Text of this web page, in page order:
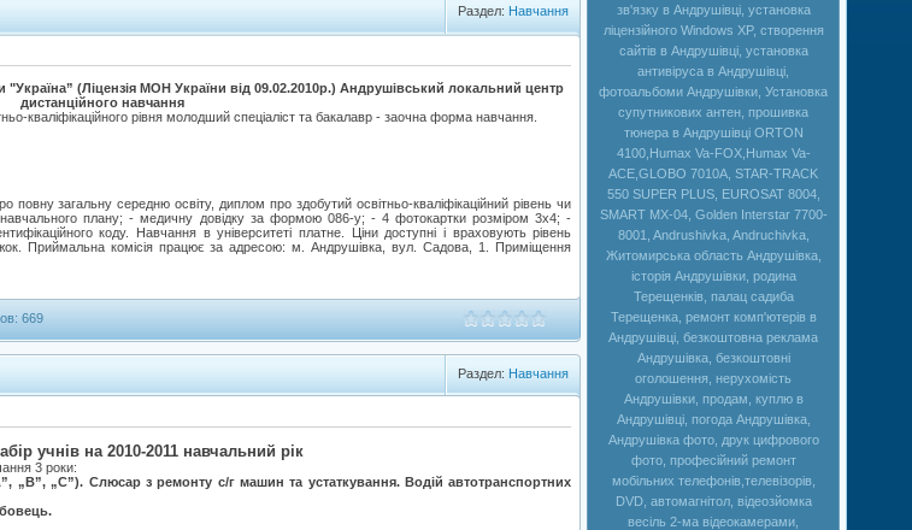
зв'язку в Андрушівці, установка
ліцензійного Windows XP, створення
сайтів в Андрушівці, установка
антивіруса в Андрушівці,
фотоальбоми Андрушівки, Установка
супутникових антен, прошивка
тюнера в Андрушівці ORTON
4100,Humax Va-FOX,Нumax Va-
ACE,GLOBO 7010A, STAR-TRACK
550 SUPER PLUS, EUROSAT 8004,
SMART MX-04, Golden Interstar 7700-
8001, Andrushivka, Andruchivka,
Житомирська область Андрушівка,
історія Андрушівки, родина
Терещенків, палац садиба
Терещенка, ремонт комп'ютерів в
Андрушівці, безкоштовна реклама
Андрушівка, безкоштовні
оголошення, нерухомість
Андрушівки, продам, куплю в
Андрушівці, погода Андрушівка,
Андрушівка фото, друк цифрового
фото, професійний ремонт
мобільних телефонів,телевізорів,
DVD, автомагнітол, відеозйомка
весіль 2-ма відеокамерами,
Раздел:Навчання
(Ліцензія МОН України від 09.02.2010р.) Андрушівський локальний центр
дистанційного навчання
кваліфікаційного рівня молодший спеціаліст та бакалавр - заочна форма навчання.
загальну середню освіту, диплом про здобутий освітньо-кваліфікаційний рівень чи
навчального плану; - медичну довідку за формою 086-у; - 4 фотокартки розміром 3х4; -
коду. Навчання в університеті платне. Ціни доступні і враховують рівень
Приймальна комісія працює за адресою: м. Андрушівка, вул. Садова, 1. Приміщення
669
Раздел:Навчання
учнів на 2010-2011 навчальний рік
3 роки:
„В”, „С”). Слюсар з ремонту с/г машин та устаткування. Водій автотранспортних